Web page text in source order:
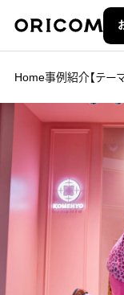
株式会社オリコ
Home事例紹介 【テー